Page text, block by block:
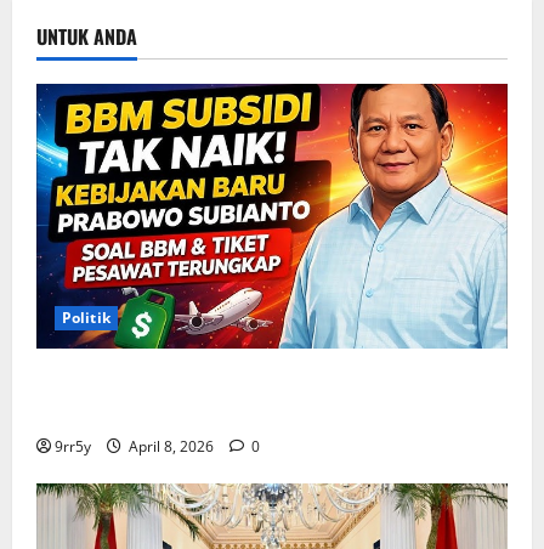
UNTUK ANDA
Politik
9rr5y April 8, 2026 0